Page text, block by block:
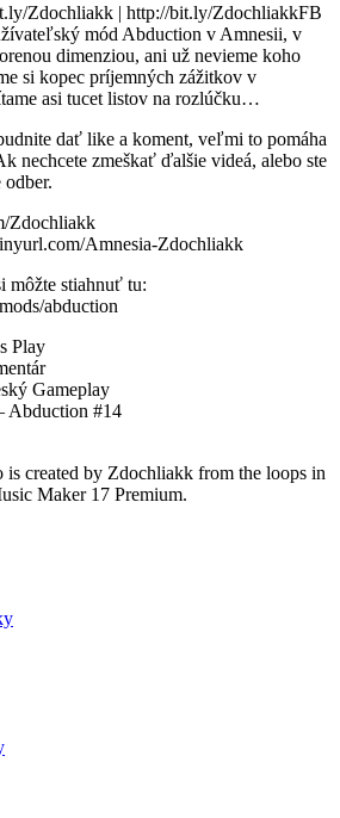
Zdochliakk | http://bit.ly/ZdochliakkFB
mód Abduction v Amnesii, v
dimenziou, ani už nevieme koho
si kopec príjemných zážitkov v
asi tucet listov na rozlúčku…
dať like a koment, veľmi to pomáha
nechcete zmeškať ďalšie videá, alebo ste
Zdochliakk
Amnesia-Zdochliakk
môžte stiahnuť tu:
abduction
Play
Gameplay
Abduction #14
created by Zdochliakk from the loops in
Maker 17 Premium.